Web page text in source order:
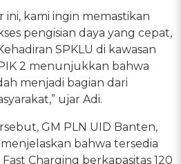
ini, kami ingin memastikan
pengisian daya yang cepat,
SPKLU di kawasan
2 menunjukkan bahwa
menjadi bagian dari
ujar Adi.
GM PLN UID Banten,
bahwa tersedia
Charging berkapasitas 120